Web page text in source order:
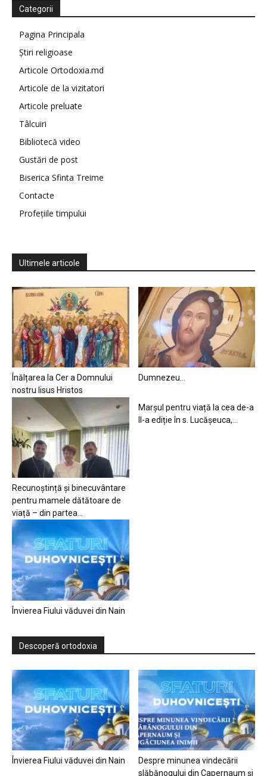
Categorii
Pagina Principala
Știri religioase
Articole Ortodoxia.md
Articole de la vizitatori
Articole preluate
Tâlcuiri
Bibliotecă video
Gustări de post
Biserica Sfinta Treime
Contacte
Profețiile timpului
Ultimele articole
Înălțarea la Cer a Domnului
nostru Iisus Hristos
Dumnezeu…
Recunoștință și binecuvântare
pentru mamele dătătoare de
viață – din partea...
Marșul pentru viață la cea de-a
II-a ediție în s. Lucășeuca,...
Învierea Fiului văduvei din Nain
Descoperă ortodoxia
Învierea Fiului văduvei din Nain
Despre minunea vindecării
slăbănogului din Capernaum și